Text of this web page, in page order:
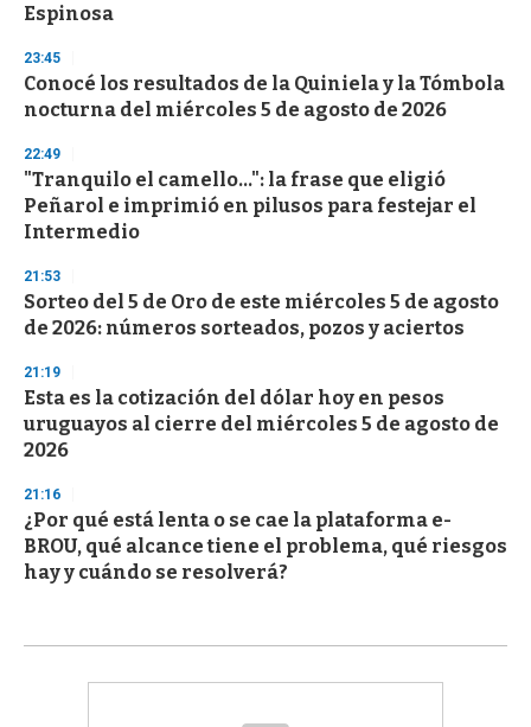
Espinosa
23:45
Conocé los resultados de la Quiniela y la Tómbola
nocturna del miércoles 5 de agosto de 2026
22:49
"Tranquilo el camello...": la frase que eligió
Peñarol e imprimió en pilusos para festejar el
Intermedio
21:53
Sorteo del 5 de Oro de este miércoles 5 de agosto
de 2026: números sorteados, pozos y aciertos
21:19
Esta es la cotización del dólar hoy en pesos
uruguayos al cierre del miércoles 5 de agosto de
2026
21:16
¿Por qué está lenta o se cae la plataforma e-
BROU, qué alcance tiene el problema, qué riesgos
hay y cuándo se resolverá?